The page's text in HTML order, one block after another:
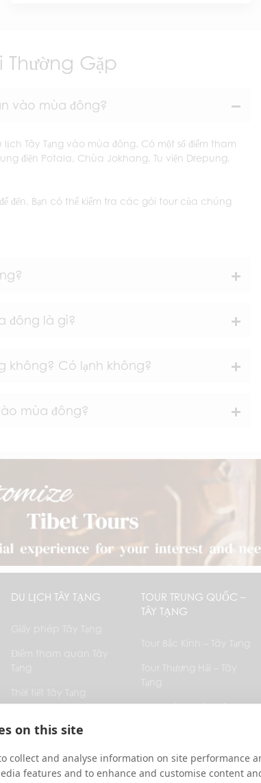
on this site
collect and analyse information on site performance
features and to enhance and customise content
Gặp
vào mùa đông?
Tây Tạng vào mùa đông. Có một số điểm tham
điện Potala, Chùa Jokhang, Tu viện Drepung,
đến. Bạn có thể kiểm tra các gói tour của chúng
đông là gì?
không? Có lạnh không?
mùa đông?
DU LỊCH TÂY TẠNG
TOUR TRUNG QUỐC –
TÂY TẠNG
Tour Thành Đô – Tây
Tour Tân Dĩnh – Tây